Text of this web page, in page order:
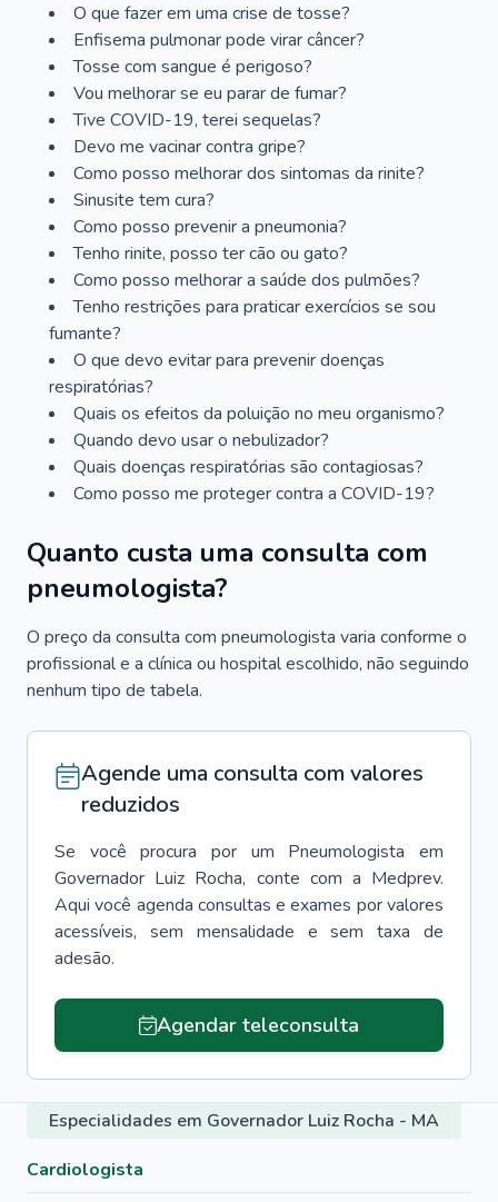
O que fazer em uma crise de tosse?
Enfisema pulmonar pode virar câncer?
Tosse com sangue é perigoso?
Vou melhorar se eu parar de fumar?
Tive COVID-19, terei sequelas?
Devo me vacinar contra gripe?
Como posso melhorar dos sintomas da rinite?
Sinusite tem cura?
Como posso prevenir a pneumonia?
Tenho rinite, posso ter cão ou gato?
Como posso melhorar a saúde dos pulmões?
Tenho restrições para praticar exercícios se sou
fumante?
O que devo evitar para prevenir doenças
respiratórias?
Quais os efeitos da poluição no meu organismo?
Quando devo usar o nebulizador?
Quais doenças respiratórias são contagiosas?
Como posso me proteger contra a COVID-19?
Quanto custa uma consulta com
pneumologista?
O preço da consulta com pneumologista varia conforme o
profissional e a clínica ou hospital escolhido, não seguindo
nenhum tipo de tabela.
Agende uma consulta com valores
reduzidos
Se você procura por um Pneumologista
em
Governador Luiz Rocha, conte com a Medprev.
Aqui você agenda consultas e exames por valores
acessíveis, sem mensalidade e sem taxa de
adesão.
Agendar teleconsulta
Especialidades em Governador Luiz Rocha - MA
Cardiologista